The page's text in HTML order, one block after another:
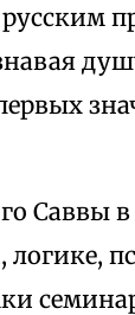
Саввы в